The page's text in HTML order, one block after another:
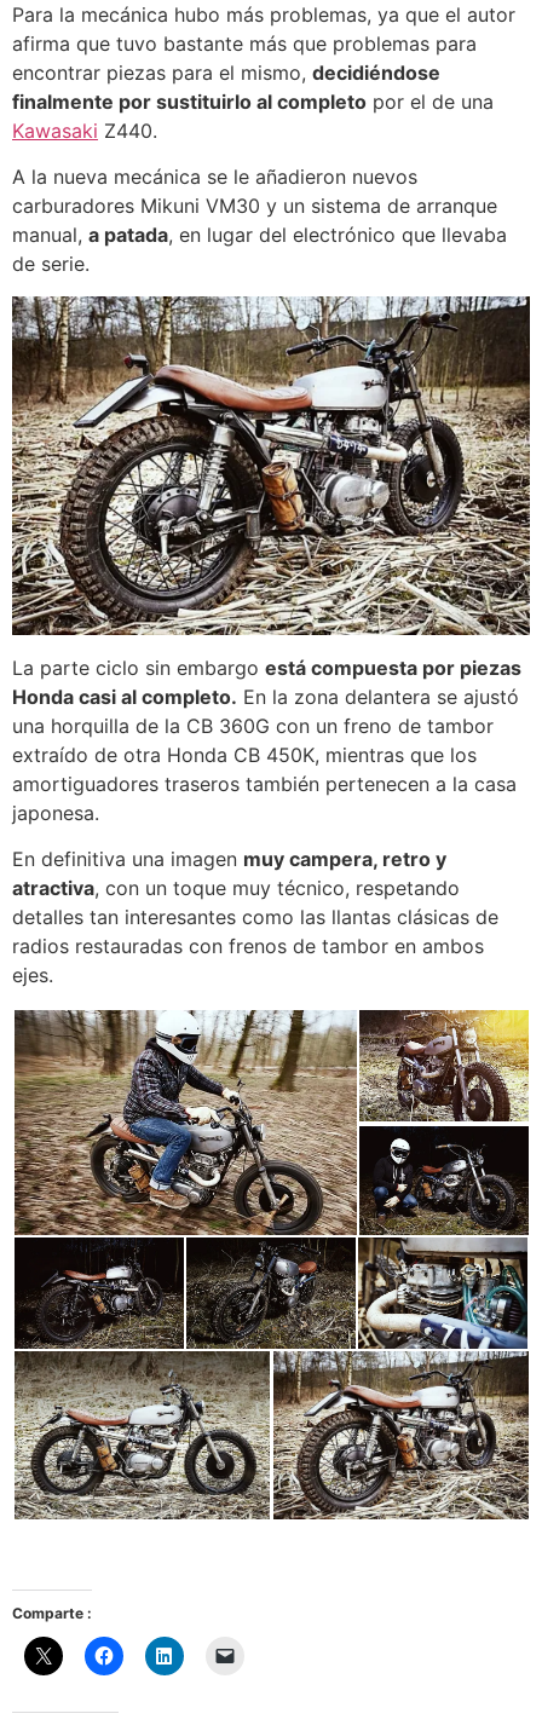
Para la mecánica hubo más problemas, ya que el autor
afirma que tuvo bastante más que problemas para
encontrar piezas para el mismo, decidiéndose
finalmente por sustituirlo al completo por el de una
Kawasaki Z440.
A la nueva mecánica se le añadieron nuevos
carburadores Mikuni VM30 y un sistema de arranque
manual, a patada, en lugar del electrónico que llevaba
de serie.
La parte ciclo sin embargo está compuesta por piezas
Honda casi al completo. En la zona delantera se ajustó
una horquilla de la CB 360G con un freno de tambor
extraído de otra Honda CB 450K, mientras que los
amortiguadores traseros también pertenecen a la casa
japonesa.
En definitiva una imagen muy campera, retro y
atractiva, con un toque muy técnico, respetando
detalles tan interesantes como las llantas clásicas de
radios restauradas con frenos de tambor en ambos
ejes.
Comparte :